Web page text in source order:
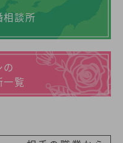
相談所
の
覧